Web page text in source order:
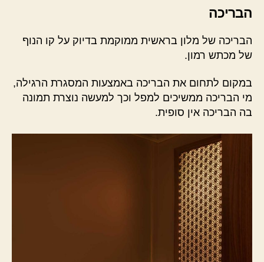
הבריכה
הבריכה של מלון בראשית ממוקמת בדיוק על קו הנוף
של מכתש רמון.
במקום לתחום את הבריכה באמצעות המסגרת הרגילה,
מי הבריכה ממשיכים למפל וכך למעשה נוצרת תמונה
בה הבריכה אין סופית.